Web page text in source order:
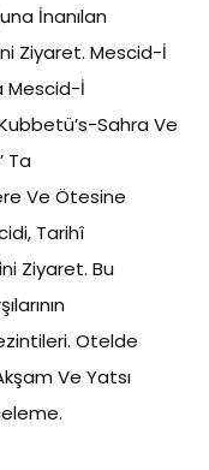
İnanılan
Ziyaret. Mescid-İ
Mescid-İ
Sahra Ve
Ta
Ve Ötesine
Tarihî
Ziyaret. Bu
Otelde
Ve Yatsı